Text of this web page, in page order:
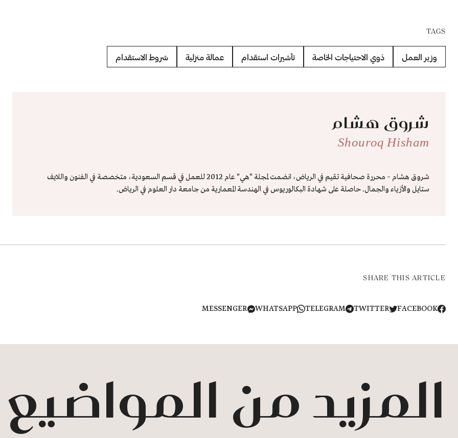
TAGS
وزير العمل ذوي الاحتياجات الخاصة تأشيرات استقدام عمالة منزلية شروط الاستقدام
شروق هشام
Shouroq Hisham
شروق هشام – محررة صحافية تقيم في الرياض، انضمت لمجلة "هي" عام 2012 للعمل في قسم السعودية، متخصصة في الفنون واللايف
ستايل والأزياء والجمال. حاصلة على شهادة البكالوريوس في الهندسة المعمارية من جامعة دار العلوم في الرياض.
SHARE THIS ARTICLE
FACEBOOK
TWITTER
TELEGRAM
WHATSAPP
MESSENGER
المزيد من المواضيع